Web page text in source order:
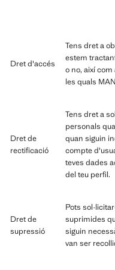
Dret d'accés
Tens dret a
estem
o no, així
les quals
Dret de
rectificació
Tens dret a
personals
quan siguin
compte
teves dades
del teu perfil.
Dret de
supressió
Pots
suprimides
siguin
van ser